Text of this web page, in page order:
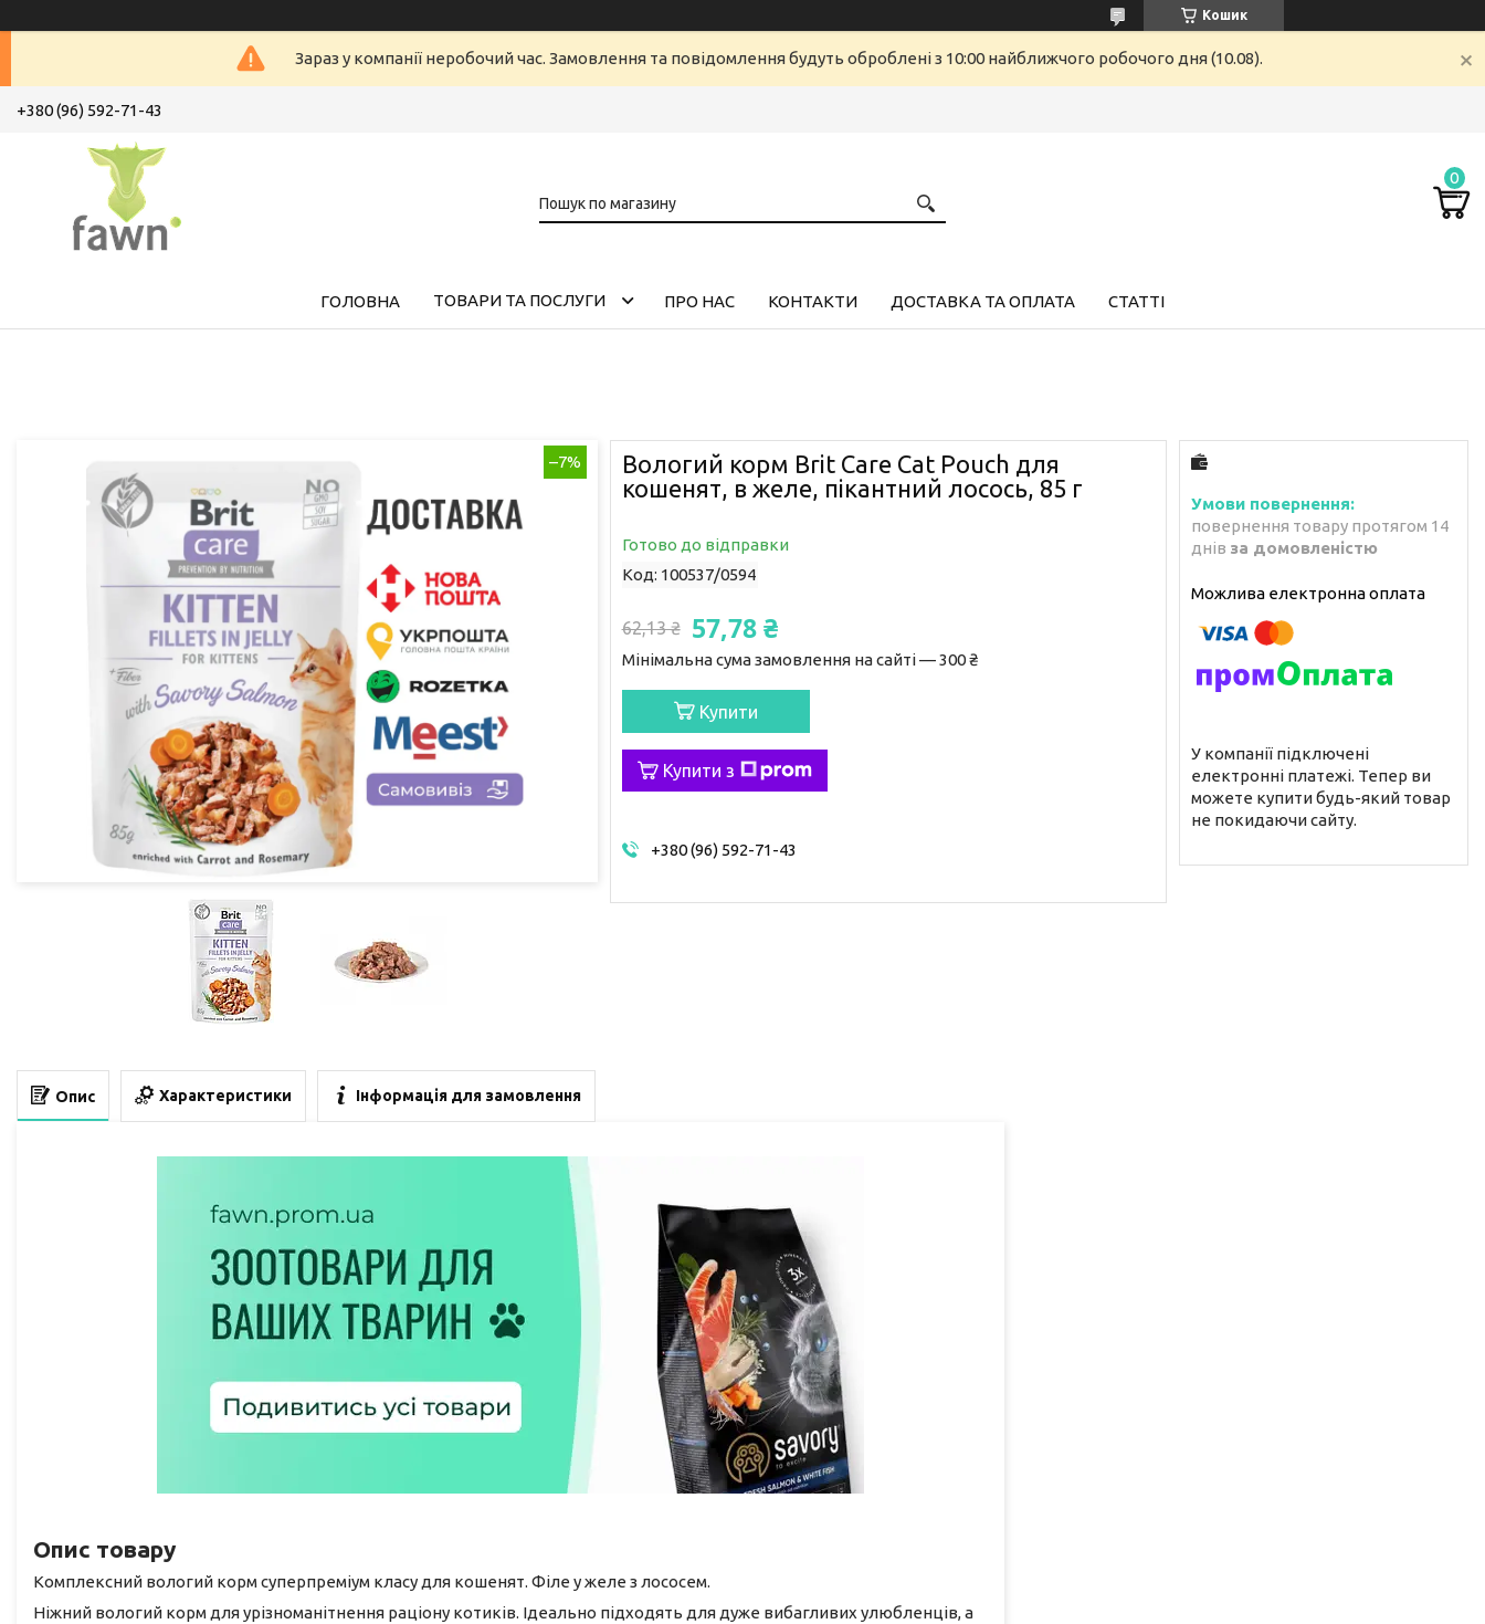
Кошик
Зараз у компанії неробочий час. Замовлення та повідомлення будуть оброблені з 10:00 найближчого робочого дня (10.08).
+380 (96) 592-71-43
ГОЛОВНА ТОВАРИ ТА ПОСЛУГИ ПРО НАС КОНТАКТИ ДОСТАВКА ТА ОПЛАТА СТАТТІ
–7%
Вологий корм Brit Care Cat Pouch для
кошенят, в желе, пікантний лосось, 85 г
Готово до відправки
Код: 100537/0594
62,13 ₴ 57,78 ₴
Мінімальна сума замовлення на сайті — 300 ₴
Купити
Купити з
+380 (96) 592-71-43
повернення товару протягом 14
днів за домовленістю
У компанії підключені
електронні платежі. Тепер ви
можете купити будь-який товар
не покидаючи сайту.
Опис Характеристики Інформація для замовлення
Опис товару
Комплексний вологий корм суперпреміум класу для кошенят. Філе у желе з лососем.
Ніжний вологий корм для урізноманітнення раціону котиків. Ідеально підходять для дуже вибагливих улюбленців, а